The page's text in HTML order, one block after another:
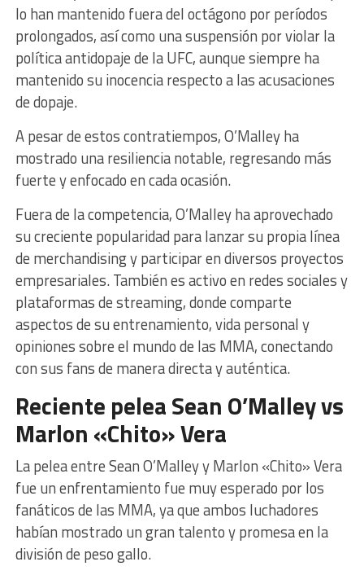
lo han mantenido fuera del octágono por períodos
prolongados, así como una suspensión por violar la
política antidopaje de la UFC, aunque siempre ha
mantenido su inocencia respecto a las acusaciones
de dopaje.
A pesar de estos contratiempos, O’Malley ha
mostrado una resiliencia notable, regresando más
fuerte y enfocado en cada ocasión.
Fuera de la competencia, O’Malley ha aprovechado
su creciente popularidad para lanzar su propia línea
de merchandising y participar en diversos proyectos
empresariales. También es activo en redes sociales y
plataformas de streaming, donde comparte
aspectos de su entrenamiento, vida personal y
opiniones sobre el mundo de las MMA, conectando
con sus fans de manera directa y auténtica.
Reciente pelea Sean O’Malley vs
Marlon «Chito» Vera
La pelea entre Sean O’Malley y Marlon «Chito» Vera
fue un enfrentamiento fue muy esperado por los
fanáticos de las MMA, ya que ambos luchadores
habían mostrado un gran talento y promesa en la
división de peso gallo.